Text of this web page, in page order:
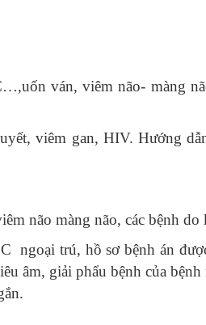
ván, viêm não- màng
viêm gan, HIV. Hướng
não màng não, các bệnh do
trú, hồ sơ bệnh án
âm, giải phẩu bệnh của